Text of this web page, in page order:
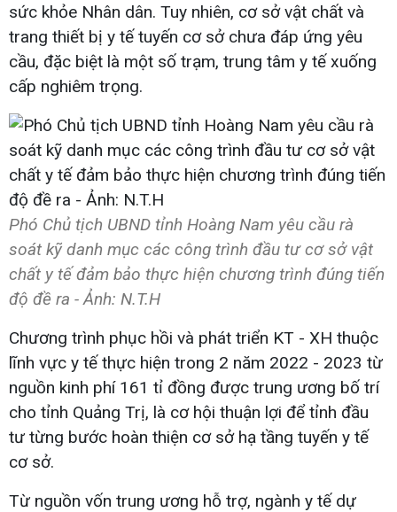
sức khỏe Nhân dân. Tuy nhiên, cơ sở vật chất và
trang thiết bị y tế tuyến cơ sở chưa đáp ứng yêu
cầu, đặc biệt là một số trạm, trung tâm y tế xuống
cấp nghiêm trọng.
Phó Chủ tịch UBND tỉnh Hoàng Nam yêu cầu rà
soát kỹ danh mục các công trình đầu tư cơ sở vật
chất y tế đảm bảo thực hiện chương trình đúng tiến
độ đề ra - Ảnh: N.T.H
Chương trình phục hồi và phát triển KT - XH thuộc
lĩnh vực y tế thực hiện trong 2 năm 2022 - 2023 từ
nguồn kinh phí 161 tỉ đồng được trung ương bố trí
cho tỉnh Quảng Trị, là cơ hội thuận lợi để tỉnh đầu
tư từng bước hoàn thiện cơ sở hạ tầng tuyến y tế
cơ sở.
Từ nguồn vốn trung ương hỗ trợ, ngành y tế dự